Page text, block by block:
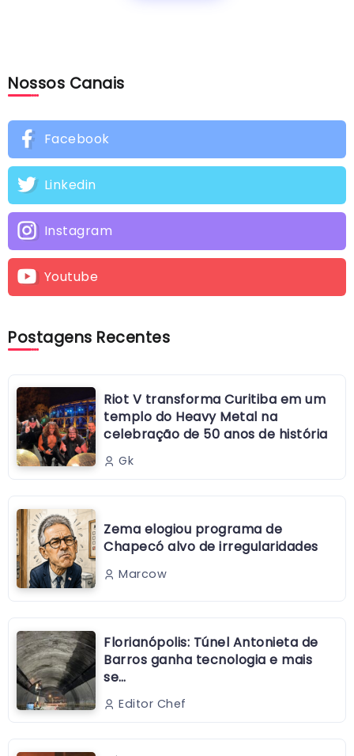
Nossos Canais
Facebook
Linkedin
Instagram
Youtube
Postagens Recentes
Riot V transforma Curitiba em um
templo do Heavy Metal na
celebração de 50 anos de história
Gk
Zema elogiou programa de
Chapecó alvo de irregularidades
Marcow
Florianópolis: Túnel Antonieta de
Barros ganha tecnologia e mais
se…
Editor Chef